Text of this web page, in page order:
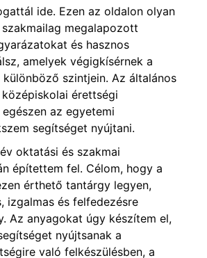
ide. Ezen az oldalon olyan
megalapozott
és hasznos
amelyek végigkísérnek a
különböző szintjein. Az általános
érettségi
az egyetemi
segítséget nyújtani.
oktatási és szakmai
építettem fel. Célom, hogy a
érthető tantárgy legyen,
izgalmas és felfedezésre
Az anyagokat úgy készítem el,
nyújtsanak a
való felkészülésben, a